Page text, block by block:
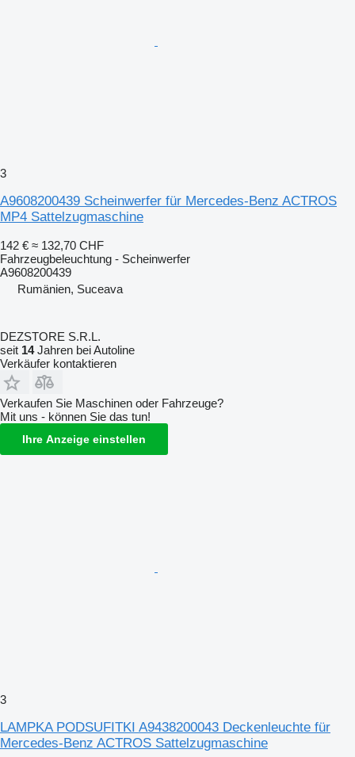
3
A9608200439 Scheinwerfer für Mercedes-Benz ACTROS
MP4 Sattelzugmaschine
142 € ≈ 132,70 CHF
Fahrzeugbeleuchtung - Scheinwerfer
A9608200439
Rumänien, Suceava
DEZSTORE S.R.L.
seit 14Jahren bei Autoline
Verkäufer kontaktieren
Verkaufen Sie Maschinen oder Fahrzeuge?
Mit uns - können Sie das tun!
Ihre Anzeige einstellen
3
LAMPKA PODSUFITKI A9438200043 Deckenleuchte für
Mercedes-Benz ACTROS Sattelzugmaschine